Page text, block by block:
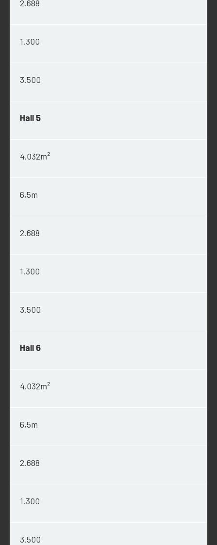
2.688
1.300
3.500
Hall 5
4.032m²
6,5m
2.688
1.300
3.500
Hall 6
4.032m²
6,5m
2.688
1.300
3.500